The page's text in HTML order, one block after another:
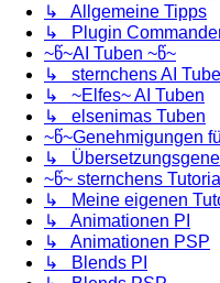
↳ Allgemeine Tipps
↳ Plugin
~წ~AI Tuben ~წ~
↳ sternchens AI
↳ ~Elfes~ AI Tuben
↳ elsenimas Tuben
~წ~Genehmigungen
↳
~წ~ sternchens
↳ Meine eigenen
↳ Animationen PI
↳ Animationen PSP
↳ Blends PI